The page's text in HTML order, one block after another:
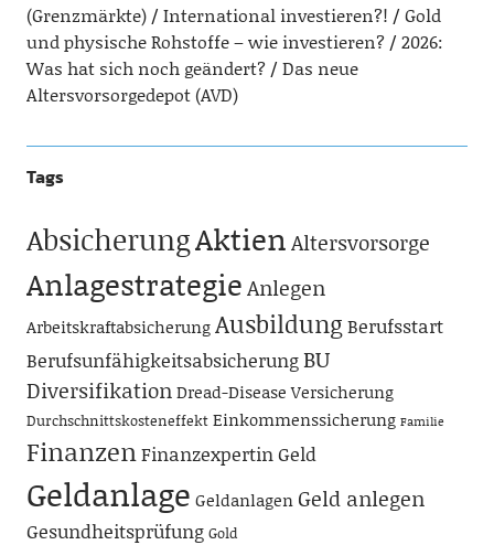
(Grenzmärkte)
International investieren?!
Gold
und physische Rohstoffe – wie investieren?
2026:
Was hat sich noch geändert?
Das neue
Altersvorsorgedepot (AVD)
Tags
AbsicherungAktienAltersvorsorge
AnlagestrategieAnlegen
ArbeitskraftabsicherungAusbildung Berufsstart
BerufsunfähigkeitsabsicherungBU
DiversifikationDread-Disease Versicherung
Durchschnittskosteneffekt Einkommenssicherung Familie
FinanzenFinanzexpertinGeld
Geldanlage Geldanlagen Geld anlegen
Gesundheitsprüfung Gold